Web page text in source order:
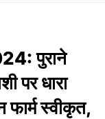
पुराने
पर धारा
स्वीकृत,